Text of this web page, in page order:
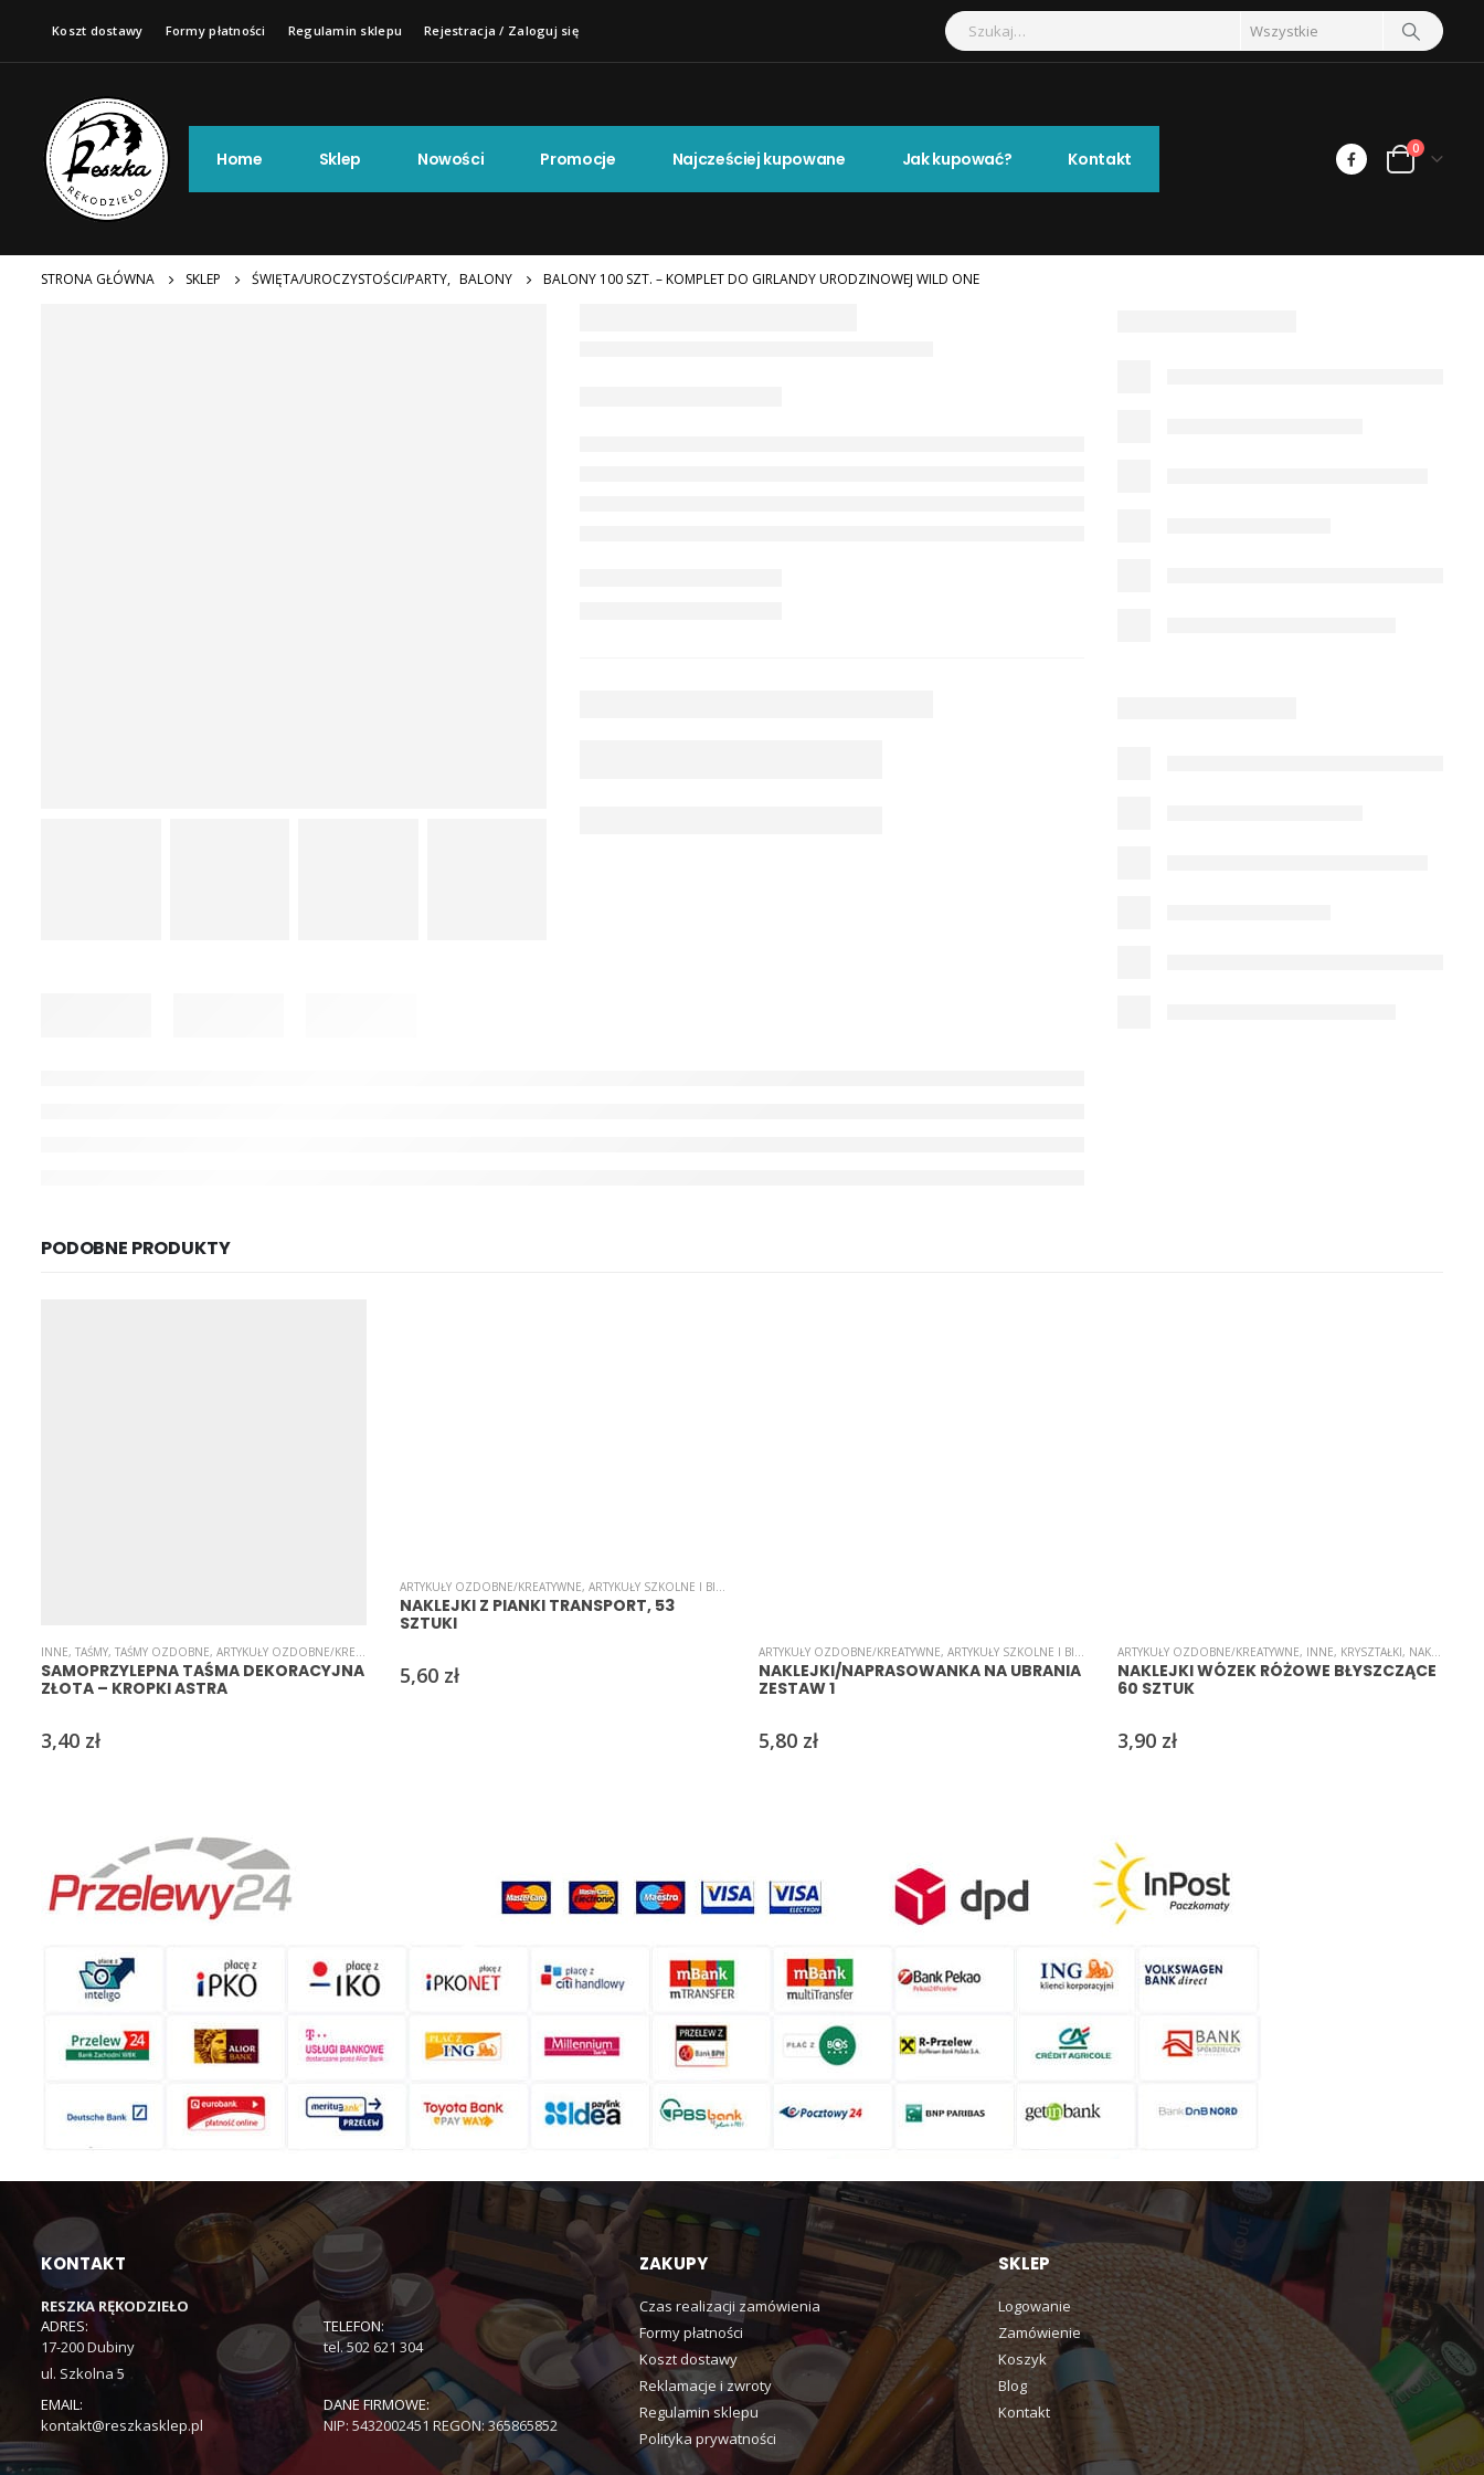
Koszt dostawy Formy płatności Regulamin sklepu Rejestracja / Zaloguj się
Home Sklep Nowości Promocje Najcześciej kupowane Jak kupować? Kontakt 0
STRONA GŁÓWNA SKLEP ŚWIĘTA/UROCZYSTOŚCI/PARTY, BALONY BALONY 100 SZT. – KOMPLET DO GIRLANDY URODZINOWEJ WILD ONE
PODOBNE PRODUKTY
INNE, TAŚMY, TAŚMY OZDOBNE, ARTYKUŁY OZDOBNE/KREATYWNE ŚWIĘTA/UROCZYSTOŚCI/PARTY
SAMOPRZYLEPNA TAŚMA DEKORACYJNA
ZŁOTA – KROPKI ASTRA
3,40 zł
ARTYKUŁY OZDOBNE/KREATYWNE, ARTYKUŁY SZKOLNE I BIUROWE
NAKLEJKI Z PIANKI TRANSPORT, 53
SZTUKI
5,60 zł
ARTYKUŁY OZDOBNE/KREATYWNE, ARTYKUŁY SZKOLNE I BIUROWE ,INNE,NAKLEJKI,NAKLEJKI,SAMOPRZYLEPNE,ŚWIĘTA/
NAKLEJKI/NAPRASOWANKA NA UBRANIA
ZESTAW 1
5,80 zł
ARTYKUŁY OZDOBNE/KREATYWNE, INNE, KRYSZTAŁKI, NAKLEJKI
NAKLEJKI WÓZEK RÓŻOWE BŁYSZCZĄCE
60 SZTUK
3,90 zł
KONTAKT
RESZKA RĘKODZIEŁO
ADRES:
17-200 Dubiny
ul. Szkolna 5
TELEFON:
tel. 502 621 304
EMAIL:
kontakt@reszkasklep.pl
DANE FIRMOWE:
NIP: 5432002451 REGON: 365865852
ZAKUPY
Czas realizacji zamówienia
Formy płatności
Koszt dostawy
Reklamacje i zwroty
Regulamin sklepu
Polityka prywatności
SKLEP
Logowanie
Zamówienie
Koszyk
Blog
Kontakt